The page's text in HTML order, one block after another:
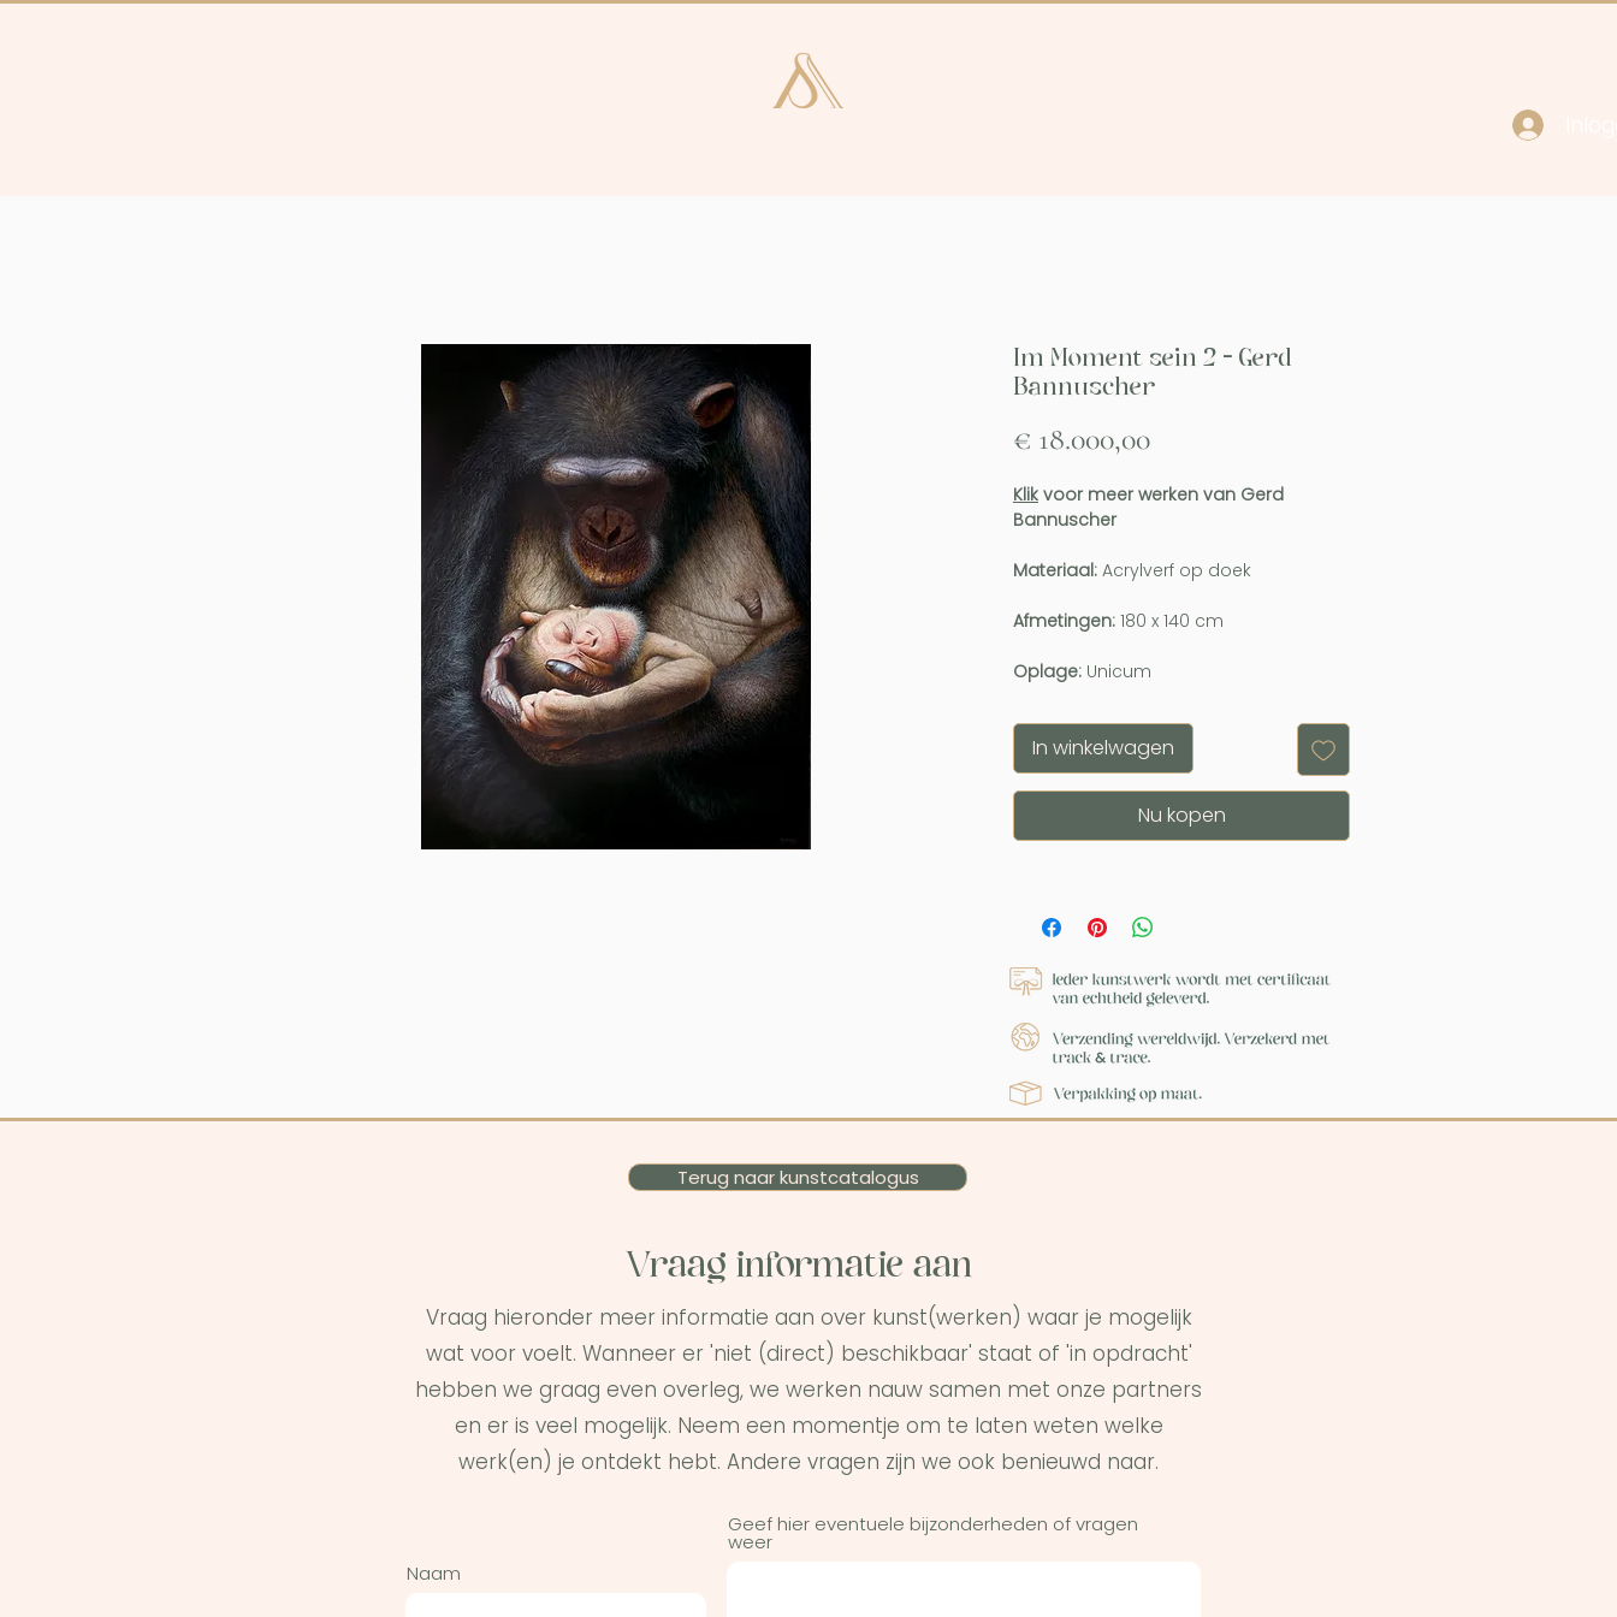
Im Moment sein 2 - Gerd
Bannuscher
€ 18.000,00Prijs
Klik voor meer werken van Gerd
Bannuscher
Materiaal: Acrylverf op doek
Afmetingen: 180 x 140 cm
Oplage: Unicum
In winkelwagen
Nu kopen
Terug naar kunstcatalogus
Vraag informatie aan
Vraag hieronder meer informatie aan over kunst(werken) waar je mogelijk
wat voor voelt. Wanneer er 'niet (direct) beschikbaar' staat of 'in opdracht'
hebben we graag even overleg, we werken nauw samen met onze partners
en er is veel mogelijk. Neem een momentje om te laten weten welke
werk(en) je ontdekt hebt. Andere vragen zijn we ook benieuwd naar.
Naam
Geef hier eventuele bijzonderheden of vragen
weer